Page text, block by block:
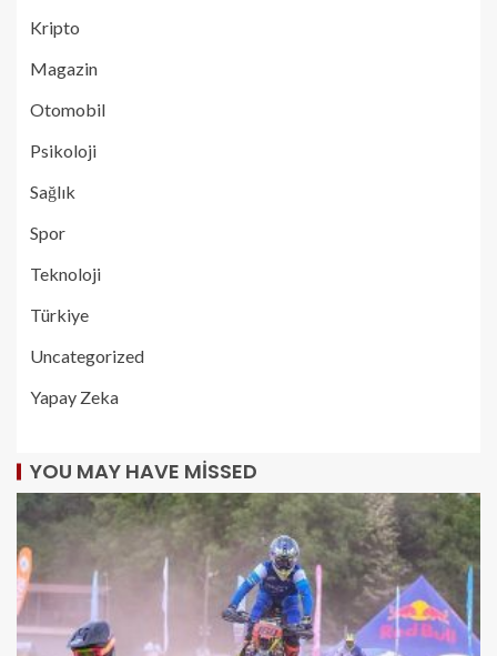
Kripto
Magazin
Otomobil
Psikoloji
Sağlık
Spor
Teknoloji
Türkiye
Uncategorized
Yapay Zeka
YOU MAY HAVE MISSED